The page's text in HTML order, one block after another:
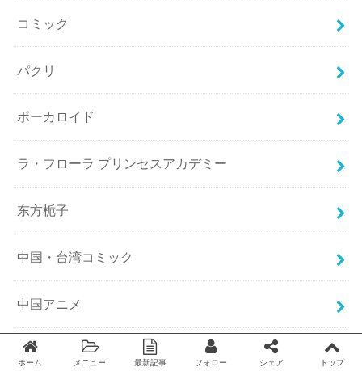
コミック
パクリ
ボーカロイド
ラ・フローラ プリンセスアカデミー
东方栀子
中国・台湾コミック
中国アニメ
中国アニメ 2B HERO 突变英雄传
ホーム メニュー 最新記事 フォロー シェア トップ
Twitter facebook